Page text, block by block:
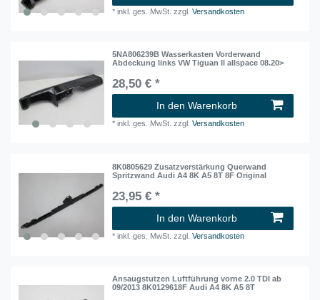
*inkl. ges. MwSt. zzgl.Versandkosten
5NA806239B Wasserkasten Vorderwand
Abdeckung links VW Tiguan II allspace 08.20>
28,50 € *
In den Warenkorb
*inkl. ges. MwSt. zzgl.Versandkosten
8K0805629 Zusatzverstärkung Querwand
Spritzwand Audi A4 8K A5 8T 8F Original
23,95 € *
In den Warenkorb
*inkl. ges. MwSt. zzgl.Versandkosten
Ansaugstutzen Luftführung vorne 2.0 TDI ab
09/2013 8K0129618F Audi A4 8K A5 8T